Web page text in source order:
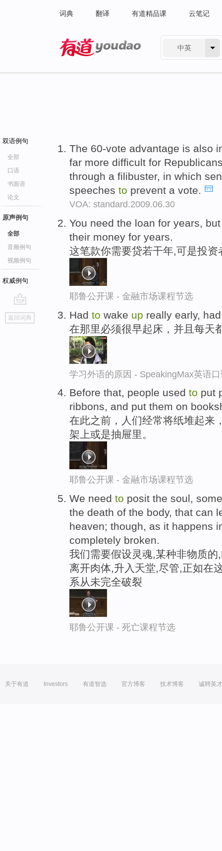
词典 翻译 有道精品课 云笔记
中英
双语例句
全部
口语
书面语
论文
原声例句
全部
音频例句
视频例句
权威例句
go
top
返回词典
The 60-vote advantage is also
far more difficult for
through a filibuster, in which
speeches to prevent a vote.
VOA: standard.2009.06.30
You need the loan for years,
their money for years.
这笔款你需要贷若干年,可是投
耶鲁公开课 - 金融市场课程节选
Had to wake up really early,
在那里必须很早起床，并且每天
学习外语的原因 - SpeakingMax英语
Before that, people used to put
ribbons, and put them on
在此之前，人们经常将纸堆起来
架上或是抽屉里。
耶鲁公开课 - 金融市场课程节选
We need to posit the soul,
the death of the body, that can
heaven; though, as it happens
completely broken.
我们需要假设灵魂,某种非物质
离开肉体,升入天堂,尽管,正如在
系从未完全破裂
耶鲁公开课 - 死亡课程节选
关于有道 Investors 有道智选 官方博客 技术博客 诚聘英才